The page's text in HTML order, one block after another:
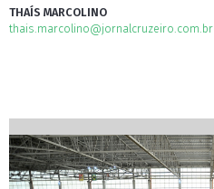
THAÍS MARCOLINO
thais.marcolino@jornalcruzeiro.com.br